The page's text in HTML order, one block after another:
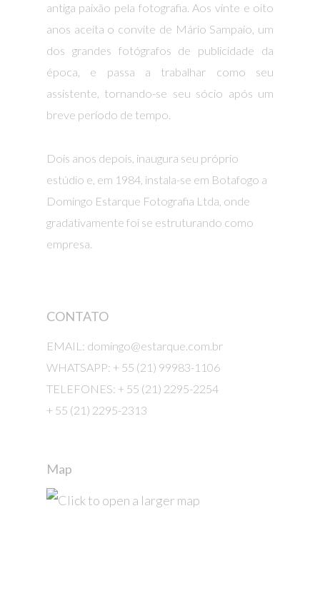
antiga paixão pela fotografia. Aos vinte e oito
anos aceita o convite de Mário Sampaio, um
dos grandes fotógrafos de publicidade da
época, e passa a trabalhar como seu
assistente, tornando-se seu sócio após um
breve período de tempo.
Dois anos depois, inaugura seu próprio
estúdio e, em 1984, instala-se em Botafogo a
Domingo Estarque Fotografia Ltda, onde
gradativamente foi se estruturando como
empresa.
CONTATO
EMAIL: domingo@estarque.com.br
WHATSAPP: + 55 (21) 99983-1106
TELEFONES: + 55 (21) 2295-2254
+ 55 (21) 2295-2313
Map